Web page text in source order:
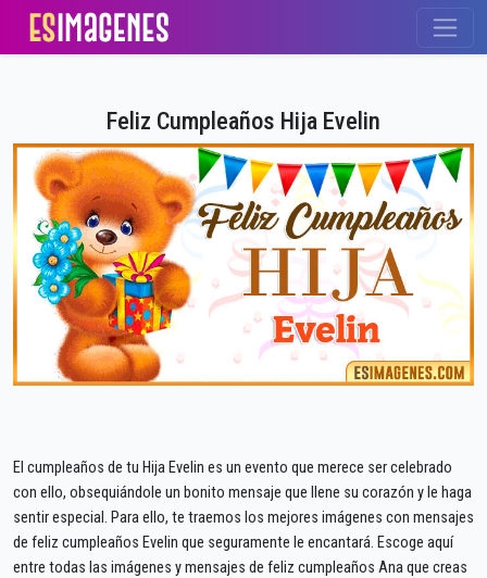
Feliz Cumpleaños Hija Evelin
El cumpleaños de tu Hija Evelin es un evento que merece ser celebrado
con ello, obsequiándole un bonito mensaje que llene su corazón y le haga
sentir especial. Para ello, te traemos los mejores imágenes con mensajes
de feliz cumpleaños Evelin que seguramente le encantará. Escoge aquí
entre todas las imágenes y mensajes de feliz cumpleaños Ana que creas